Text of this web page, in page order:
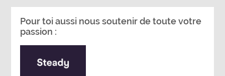
Pour toi aussi nous soutenir de toute votre
passion :